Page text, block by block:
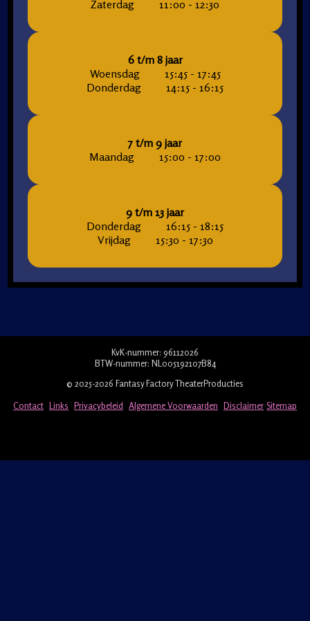
Zaterdag
11:00 - 12:30
6 t/m 8 jaar
Woensdag
15:45 - 17:45
Donderdag
14:15 - 16:15
7 t/m 9 jaar
Maandag
15:00 - 17:00
9 t/m 13 jaar
Donderdag
16:15 - 18:15
Vrijdag
15:30 - 17:30
KvK-nummer: 96112026
BTW-nummer: NL005192107B84
© 2025-2026 Fantasy Factory TheaterProducties
Contact Links Privacybeleid Algemene Voorwaarden Disclaimer Sitemap